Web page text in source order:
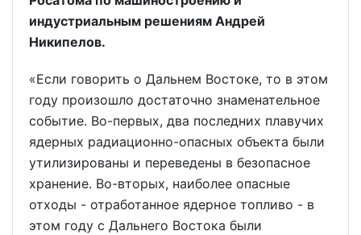
индустриальным решениям Андрей
Никипелов.
«Если говорить о Дальнем Востоке, то в этом
году произошло достаточно знаменательное
событие. Во-первых, два последних плавучих
ядерных радиационно-опасных объекта были
утилизированы и переведены в безопасное
хранение. Во-вторых, наиболее опасные
отходы - отработанное ядерное топливо - в
этом году с Дальнего Востока были